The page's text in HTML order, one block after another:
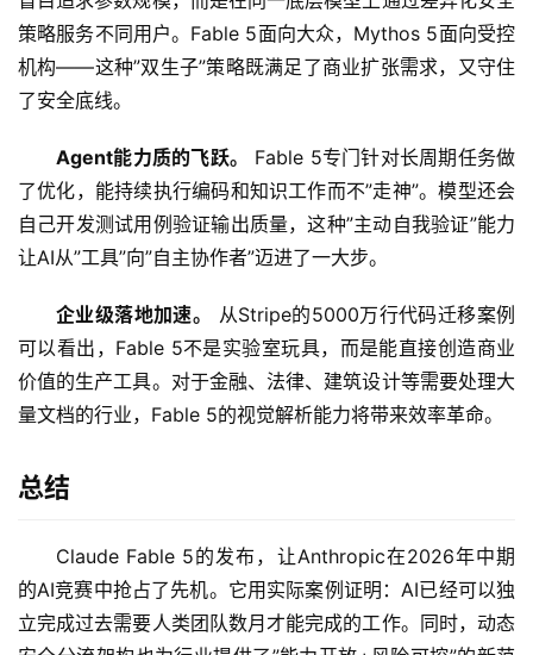
教
程
框
架
告
策略服务不同用户。Fable 5面向大众，Mythos 5面向受控
机构——这种”双生子”策略既满足了商业扩张需求，又守住
了安全底线。
Agent能力质的飞跃。
Fable 5专门针对长周期任务做
了优化，能持续执行编码和知识工作而不”走神”。模型还会
自己开发测试用例验证输出质量，这种”主动自我验证”能力
让AI从”工具”向”自主协作者”迈进了一大步。
企业级落地加速。
从Stripe的5000万行代码迁移案例
可以看出，Fable 5不是实验室玩具，而是能直接创造商业
价值的生产工具。对于金融、法律、建筑设计等需要处理大
量文档的行业，Fable 5的视觉解析能力将带来效率革命。
总结
Claude Fable 5的发布，让Anthropic在2026年中期
的AI竞赛中抢占了先机。它用实际案例证明：AI已经可以独
立完成过去需要人类团队数月才能完成的工作。同时，动态